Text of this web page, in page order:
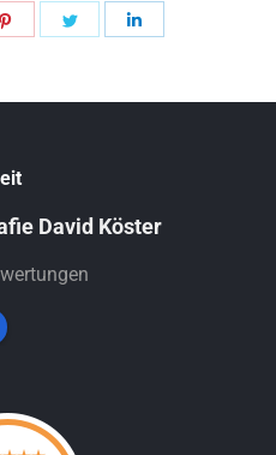
Teilen
Teilen
David Köster